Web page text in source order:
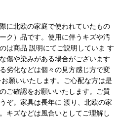
に北欧の家庭で使われていたもの
ク）品です。使用に伴うキズや汚
は商品 説明にてご説明していま す
傷や染みがある場合がございます
劣化などは個々の見方感じ方で変
願いいたします。ご心配な方は是
ご確認をお願いいたします。ご質
ぞ。家具は長年に 渡り、北欧の家
キズなどは風合いとしてご理解し